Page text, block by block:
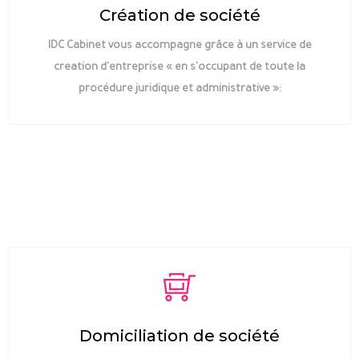
Création de société
IDC Cabinet vous accompagne grâce à un service de
creation d'entreprise « en s'occupant de toute la
procédure juridique et administrative »:
Domiciliation de société